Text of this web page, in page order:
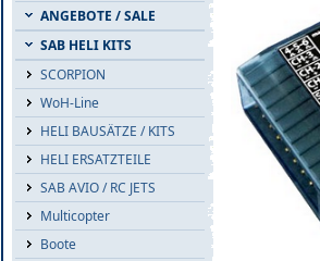
ANGEBOTE / SALE
SAB HELI KITS
SCORPION
WoH-Line
HELI BAUSÄTZE / KITS
HELI ERSATZTEILE
SAB AVIO / RC JETS
Multicopter
Boote